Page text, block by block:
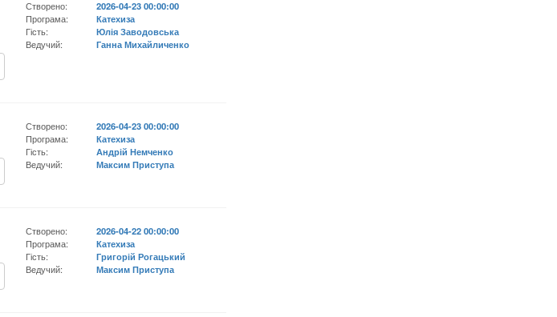
Створено:
2026-04-23 00:00:00
Програма:
Катехиза
Гість:
Юлія Заводовська
Ведучий:
Ганна Михайличенко
Створено:
2026-04-23 00:00:00
Програма:
Катехиза
Гість:
Андрій Немченко
Ведучий:
Максим Приступа
Створено:
2026-04-22 00:00:00
Програма:
Катехиза
Гість:
Григорій Рогацький
Ведучий:
Максим Приступа